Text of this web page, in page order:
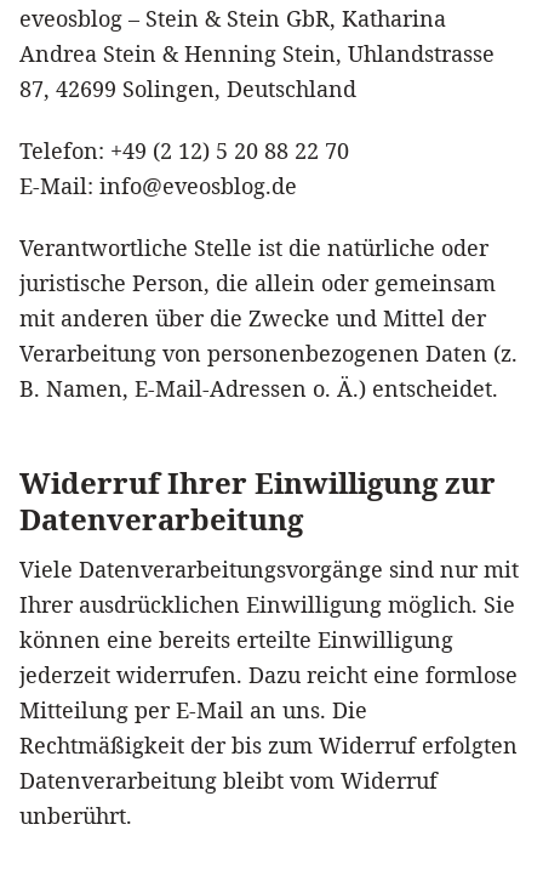
eveosblog – Stein & Stein GbR, Katharina
Andrea Stein & Henning Stein, Uhlandstrasse
87, 42699 Solingen, Deutschland
Telefon: +49 (2 12) 5 20 88 22 70
E-Mail: info@eveosblog.de
Verantwortliche Stelle ist die natürliche oder
juristische Person, die allein oder gemeinsam
mit anderen über die Zwecke und Mittel der
Verarbeitung von personenbezogenen Daten (z.
B. Namen, E-Mail-Adressen o. Ä.) entscheidet.
Widerruf Ihrer Einwilligung zur
Datenverarbeitung
Viele Datenverarbeitungsvorgänge sind nur mit
Ihrer ausdrücklichen Einwilligung möglich. Sie
können eine bereits erteilte Einwilligung
jederzeit widerrufen. Dazu reicht eine formlose
Mitteilung per E-Mail an uns. Die
Rechtmäßigkeit der bis zum Widerruf erfolgten
Datenverarbeitung bleibt vom Widerruf
unberührt.